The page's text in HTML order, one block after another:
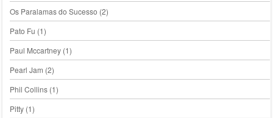
Os Paralamas do Sucesso (2)
Pato Fu (1)
Paul Mccartney(1)
Pearl Jam (2)
Phil Collins(1)
Pitty(1)